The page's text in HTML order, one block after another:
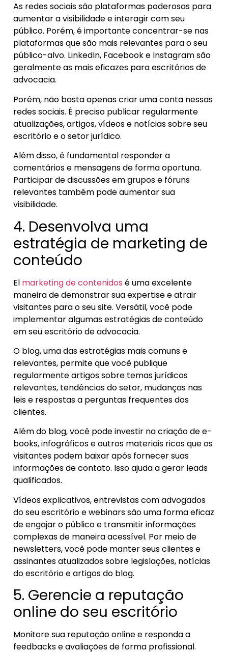
As redes sociais são plataformas poderosas para
aumentar a visibilidade e interagir com seu
público. Porém, é importante concentrar-se nas
plataformas que são mais relevantes para o seu
público-alvo. LinkedIn, Facebook e Instagram são
geralmente as mais eficazes para escritórios de
advocacia.
Porém, não basta apenas criar uma conta nessas
redes sociais. É preciso publicar regularmente
atualizações, artigos, vídeos e notícias sobre seu
escritório e o setor jurídico.
Além disso, é fundamental responder a
comentários e mensagens de forma oportuna.
Participar de discussões em grupos e fóruns
relevantes também pode aumentar sua
visibilidade.
4. Desenvolva uma
estratégia de marketing de
conteúdo
El marketing de contenidos é uma excelente
maneira de demonstrar sua expertise e atrair
visitantes para o seu site. Versátil, você pode
implementar algumas estratégias de conteúdo
em seu escritório de advocacia.
O blog, uma das estratégias mais comuns e
relevantes, permite que você publique
regularmente artigos sobre temas jurídicos
relevantes, tendências do setor, mudanças nas
leis e respostas a perguntas frequentes dos
clientes.
Além do blog, você pode investir na criação de e-
books, infográficos e outros materiais ricos que os
visitantes podem baixar após fornecer suas
informações de contato. Isso ajuda a gerar leads
qualificados.
Vídeos explicativos, entrevistas com advogados
do seu escritório e webinars são uma forma eficaz
de engajar o público e transmitir informações
complexas de maneira acessível. Por meio de
newsletters, você pode manter seus clientes e
assinantes atualizados sobre legislações, notícias
do escritório e artigos do blog.
5. Gerencie a reputação
online do seu escritório
Monitore sua reputação online e responda a
feedbacks e avaliações de forma profissional.